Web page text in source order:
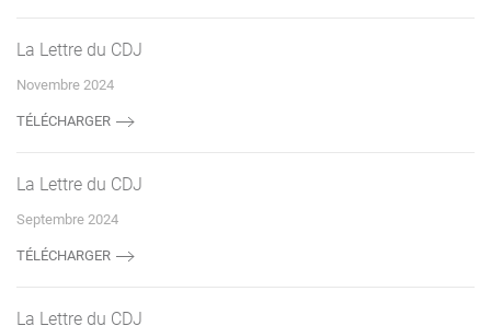
La Lettre du CDJ
Novembre 2024
TÉLÉCHARGER
La Lettre du CDJ
Septembre 2024
TÉLÉCHARGER
La Lettre du CDJ